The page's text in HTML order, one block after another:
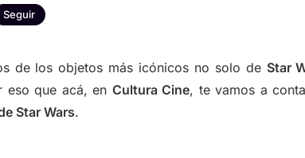
Seguir
de los objetos más icónicos no solo de Star
eso que acá, en Cultura Cine, te vamos a
Star Wars.